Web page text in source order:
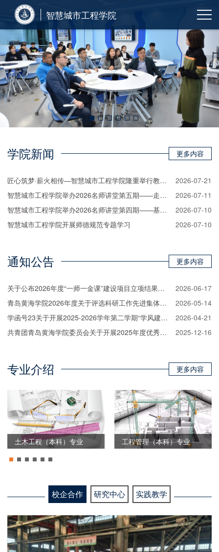
智慧城市工程学院
学院新闻 更多内容
匠心筑梦·薪火相传—智慧城市工程学院隆重举行教授荣休欢送仪式
2026-07-21
智慧城市工程学院举办2026名师讲堂第五期——走进装配式建筑
2026-07-11
智慧城市工程学院举办2026名师讲堂第四期——基于物理信息和深度学习的钢筋混凝土梁裂缝深度预测
2026-07-10
智慧城市工程学院开展师德规范专题学习
2026-07-10
通知公告 更多内容
关于公布2026年度“一师一金课”建设项目立项结果的通知
2026-06-17
青岛黄海学院2026年度关于评选科研工作先进集体和先进个人的通知
2026-05-14
学函号23关于开展2025-2026学年第二学期“学风建设月”活动的通知
2026-04-21
共青团青岛黄海学院委员会关于开展2025年度优秀青年志愿者评选表彰工作的通知
2025-12-16
专业介绍 更多内容
土木工程（本科）专业 工程管理（本科）专业
校企合作 研究中心 实践教学